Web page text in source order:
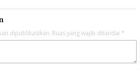
dipublikasikan. Ruas yang wajib ditandai *